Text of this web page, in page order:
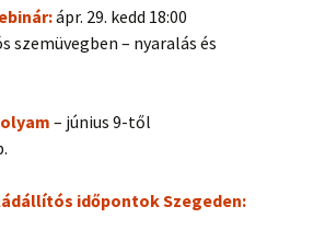
ápr. 29. kedd 18:00
szemüvegben – nyaralás és
– június 9-től
időpontok Szegeden: